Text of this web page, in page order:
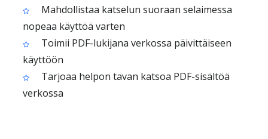
Mahdollistaa katselun suoraan selaimessa
nopeaa käyttöä varten
Toimii PDF-lukijana verkossa päivittäiseen
käyttöön
Tarjoaa helpon tavan katsoa PDF-sisältöä
verkossa